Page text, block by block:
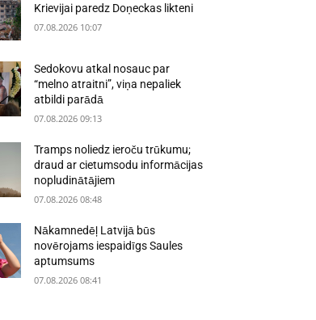
Krievijai paredz Doņeckas likteni
07.08.2026 10:07
Sedokovu atkal nosauc par
“melno atraitni”, viņa nepaliek
atbildi parādā
07.08.2026 09:13
Tramps noliedz ieroču trūkumu;
draud ar cietumsodu informācijas
nopludinātājiem
07.08.2026 08:48
Nākamnedēļ Latvijā būs
novērojams iespaidīgs Saules
aptumsums
07.08.2026 08:41